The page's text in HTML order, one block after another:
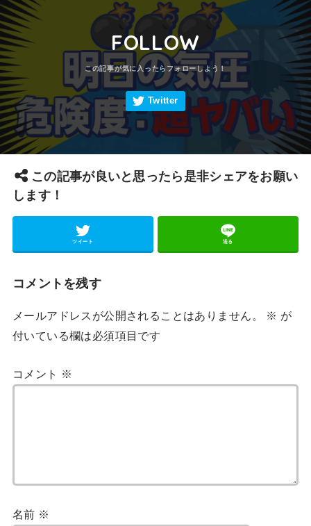
FOLLOW
この記事が良いと思ったら是非シェアをお願い
します！
ツイート 送る
コメントを残す
メールアドレスが公開されることはありません。 ※ が
付いている欄は必須項目です
コメント ※
名前 ※